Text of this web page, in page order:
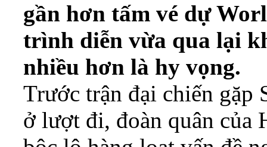
gần hơn tấm vé dự
trình diễn vừa qua lại
nhiều hơn là hy vọng.
Trước trận đại chiến gặp
ở lượt đi, đoàn quân của